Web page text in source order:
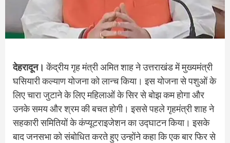
देहरादून। केंद्रीय गृह मंत्री अमित शाह ने उत्तराखंड में मुख्यमंत्री
घसियारी कल्याण योजना को लान्च किया। इस योजना से पशुओं के
लिए चारा जुटाने के लिए महिलाओं के सिर से बोझ कम होगा और
उनके समय और श्रम की बचत होगी। इससे पहले गृहमंत्री शाह ने
सहकारी समितियों के कंप्यूटराइजेशन का उद्घाटन किया। इसके
बाद जनसभा को संबोधित करते हुए उन्होंने कहा कि एक बार फिर से